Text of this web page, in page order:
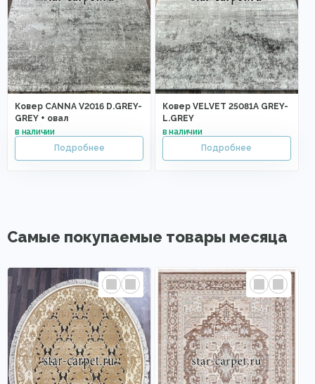
Ковер CANNA V2016 D.GREY-
GREY + овал
Ковер VELVET 25081A GREY-
L.GREY
Самые покупаемые товары месяца